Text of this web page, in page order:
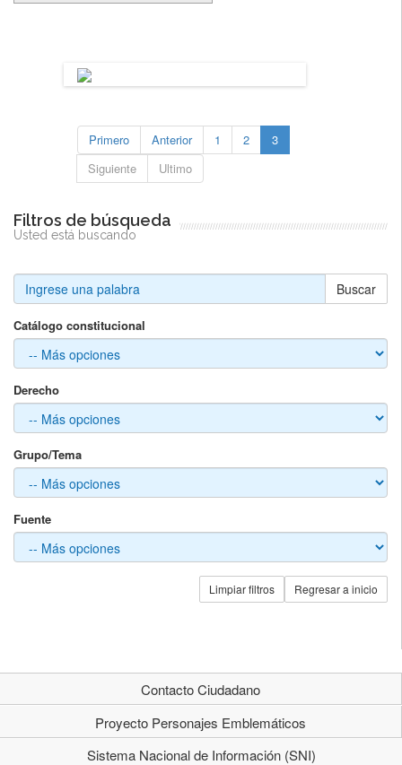
Primero Anterior 1 2
3
Siguiente
Ultimo
Filtros de búsqueda
Usted está buscando
Buscar
Catálogo constitucional
Derecho
Grupo/Tema
Fuente
Regresar a inicio
Limpiar filtros
Contacto Ciudadano
Proyecto Personajes Emblemáticos
Sistema Nacional de Información (SNI)